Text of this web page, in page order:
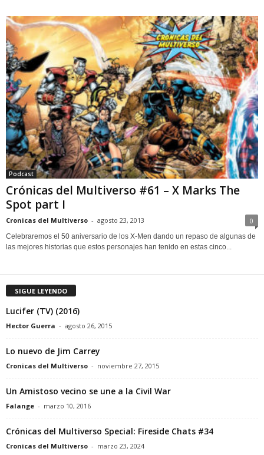
Podcast
Crónicas del Multiverso #61 – X Marks The
Spot part I
Cronicas del Multiverso - agosto 23, 2013 0
Celebraremos el 50 aniversario de los X-Men dando un repaso de algunas de
las mejores historias que estos personajes han tenido en estas cinco...
SIGUE LEYENDO
Lucifer (TV) (2016)
Hector Guerra - agosto 26, 2015
Lo nuevo de Jim Carrey
Cronicas del Multiverso - noviembre 27, 2015
Un Amistoso vecino se une a la Civil War
Falange - marzo 10, 2016
Crónicas del Multiverso Special: Fireside Chats #34
Cronicas del Multiverso - marzo 23, 2024